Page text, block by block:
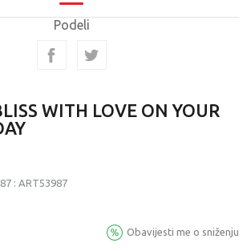
Podeli
WITH LOVE ON YOUR
: ART53987
Obavijesti me o sniženju